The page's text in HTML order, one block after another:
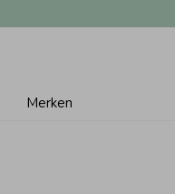
Merken